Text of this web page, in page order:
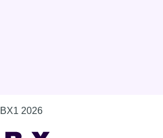
BX1 2026